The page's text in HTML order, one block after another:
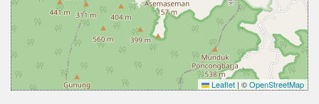
Leaflet | ©OpenStreetMap